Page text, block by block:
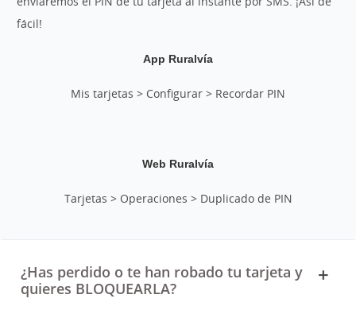
fácil!
App Ruralvía
Mis tarjetas > Configurar > Recordar PIN
Web Ruralvía
Tarjetas > Operaciones > Duplicado de PIN
¿Has perdido o te han robado tu tarjeta y
quieres BLOQUEARLA?